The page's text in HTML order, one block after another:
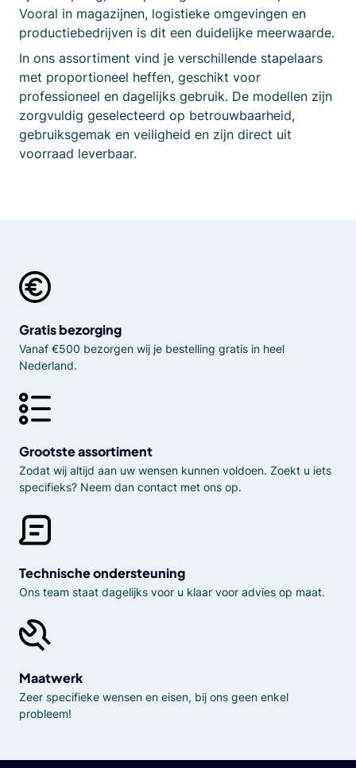
Vooral in magazijnen, logistieke omgevingen en
productiebedrijven is dit een duidelijke meerwaarde.
In ons assortiment vind je verschillende stapelaars
met proportioneel heffen, geschikt voor
professioneel en dagelijks gebruik. De modellen zijn
zorgvuldig geselecteerd op betrouwbaarheid,
gebruiksgemak en veiligheid en zijn direct uit
voorraad leverbaar.
Gratis bezorging
Vanaf €500 bezorgen wij je bestelling gratis in heel
Nederland.
Grootste assortiment
Zodat wij altijd aan uw wensen kunnen voldoen. Zoekt u iets
specifieks? Neem dan contact met ons op.
Technische ondersteuning
Ons team staat dagelijks voor u klaar voor advies op maat.
Maatwerk
Zeer specifieke wensen en eisen, bij ons geen enkel
probleem!